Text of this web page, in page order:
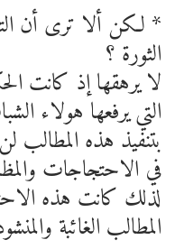
* لكن ألا ترى أن
الثورة ؟
لا يرهقها إذ كانت
التي يرفعها هولاء
بتنفيذ هذه المطالب
في الاحتجاجات
لذلك كانت هذه
المطالب الغائبة